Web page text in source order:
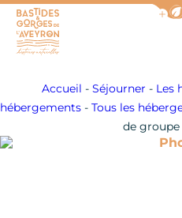
Accueil - Séjourner - Les
hébergements - Tous les
de groupe